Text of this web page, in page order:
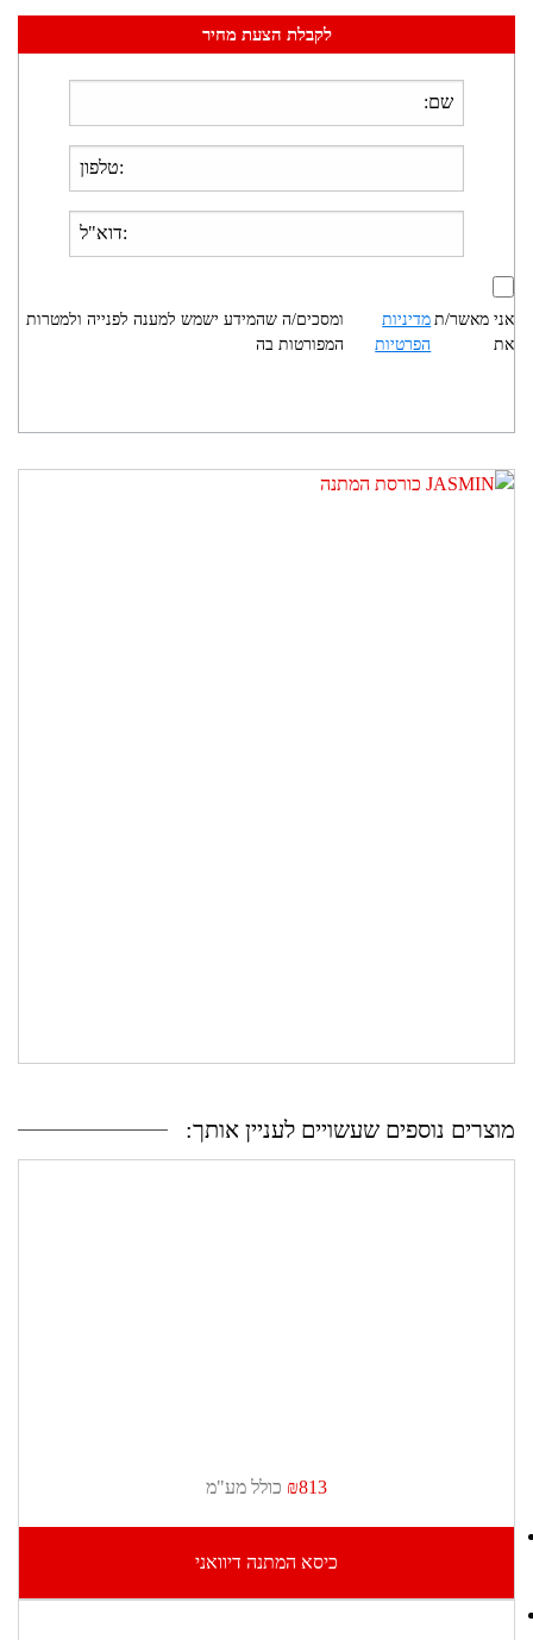
לקבלת הצעת מחיר
אני מאשר/ת
את
מדיניות
הפרטיות
ומסכים/ה שהמידע ישמש למענה לפנייה ולמטרות
המפורטות בה
מוצרים נוספים שעשויים לעניין אותך:
כיסא המתנה דיוואני
₪813 כולל מע"מ